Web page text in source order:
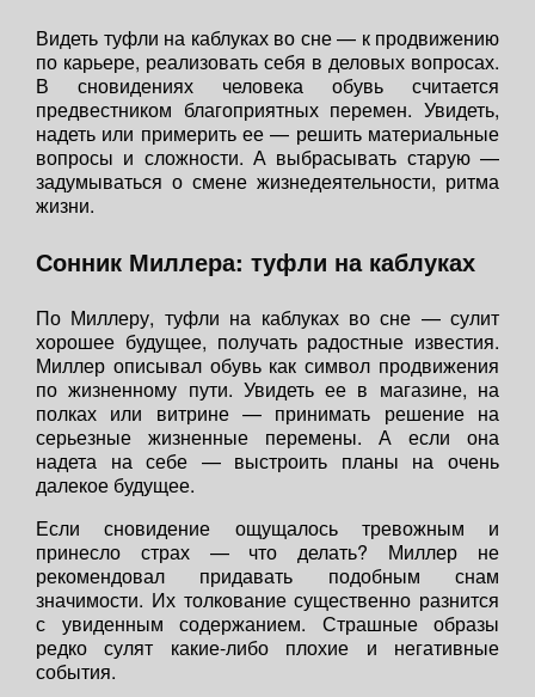
Видеть туфли на каблуках во сне — к продвижению
по карьере, реализовать себя в деловых вопросах.
В сновидениях человека обувь считается
предвестником благоприятных перемен. Увидеть,
надеть или примерить ее — решить материальные
вопросы и сложности. А выбрасывать старую —
задумываться о смене жизнедеятельности, ритма
жизни.
Сонник Миллера: туфли на каблуках
По Миллеру, туфли на каблуках во сне — сулит
хорошее будущее, получать радостные известия.
Миллер описывал обувь как символ продвижения
по жизненному пути. Увидеть ее в магазине, на
полках или витрине — принимать решение на
серьезные жизненные перемены. А если она
надета на себе — выстроить планы на очень
далекое будущее.
Если сновидение ощущалось тревожным и
принесло страх — что делать? Миллер не
рекомендовал придавать подобным снам
значимости. Их толкование существенно разнится
с увиденным содержанием. Страшные образы
редко сулят какие-либо плохие и негативные
события.